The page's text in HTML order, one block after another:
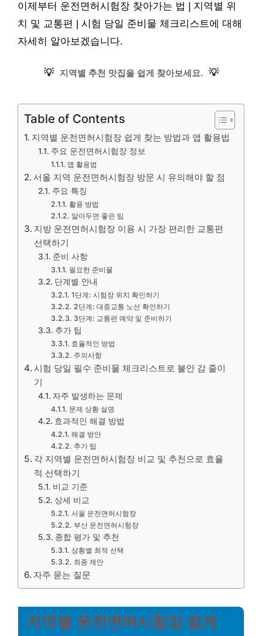
이제부터 운전면허시험장 찾아가는 법 | 지역별 위
치 및 교통편 | 시험 당일 준비물 체크리스트에 대해
자세히 알아보겠습니다.
💡 지역별 추천 맛집을 쉽게 찾아보세요. 💡
Table of Contents
지역별 운전면허시험장 쉽게 찾는 방법과 앱 활용법
주요 운전면허시험장 정보
앱 활용법
서울 지역 운전면허시험장 방문 시 유의해야 할 점
주요 특징
활용 방법
알아두면 좋은 팁
지방 운전면허시험장 이용 시 가장 편리한 교통편
선택하기
준비 사항
필요한 준비물
단계별 안내
1단계: 시험장 위치 확인하기
2단계: 대중교통 노선 확인하기
3단계: 교통편 예약 및 준비하기
추가 팁
효율적인 방법
주의사항
시험 당일 필수 준비물 체크리스트로 불안 감 줄이
기
자주 발생하는 문제
문제 상황 설명
효과적인 해결 방법
해결 방안
추가 팁
각 지역별 운전면허시험장 비교 및 추천으로 효율
적 선택하기
비교 기준
상세 비교
서울 운전면허시험장
부산 운전면허시험장
종합 평가 및 추천
상황별 최적 선택
최종 제안
자주 묻는 질문
지역별 운전면허시험장 쉽게